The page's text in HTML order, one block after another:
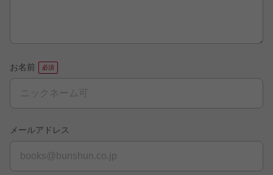
お名前
メールアドレス